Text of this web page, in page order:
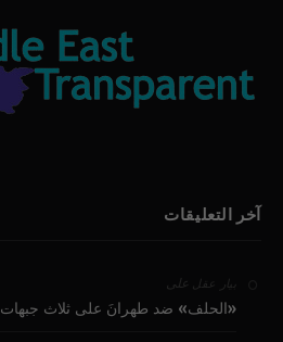
آخر التعليقات
بيار عقل على
«الحلف» ضد طهرانَ على ثلاث جبهات